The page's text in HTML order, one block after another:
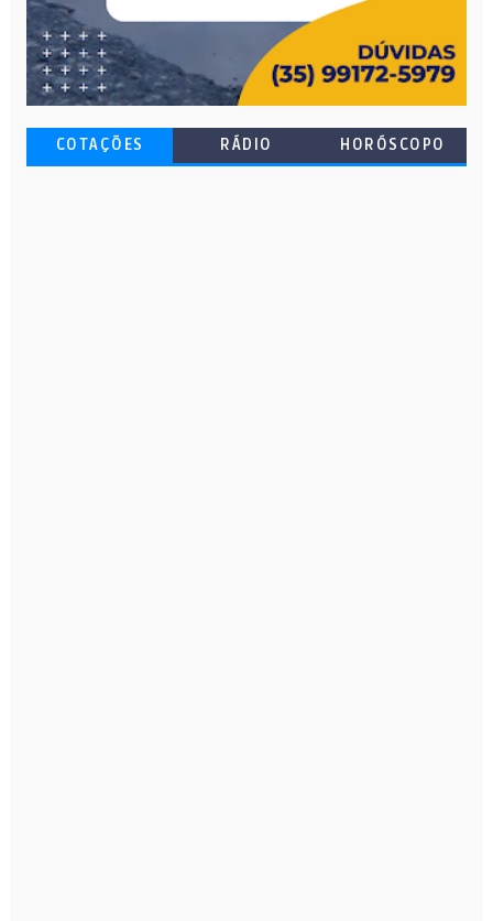
COTAÇÕES RÁDIO HORÓSCOPO